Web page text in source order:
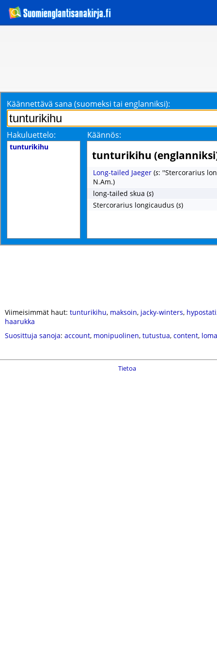
Käännettävä sana (suomeksi tai englanniksi):
Hakuluettelo: Käännös:
tunturikihu
tunturikihu
Long-tailed Jaeger (s: ''Stercorarius
N.Am.)
long-tailed skua (s)
Stercorarius longicaudus (s)
Viimeisimmät haut: tunturikihu, maksoin, jacky-winters,
haarukka
Suosittuja sanoja: account, monipuolinen, tutustua, content, loma
Tietoa